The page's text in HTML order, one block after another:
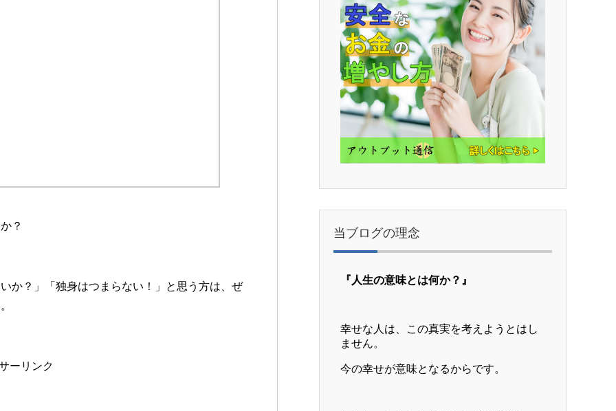
？
か？」「独身はつまらない！」と思う方は、ぜ
ーリンク
当ブログの理念
『人生の意味とは何か？』
幸せな人は、この真実を考えようとはし
ません。
今の幸せが意味となるからです。